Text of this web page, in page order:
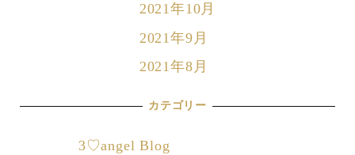
2021年10月
2021年9月
2021年8月
カテゴリー
3♡angel Blog